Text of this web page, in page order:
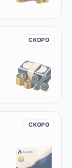
СКОРО
СКОРО